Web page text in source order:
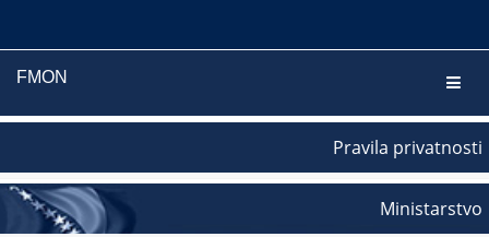
FMON
Pravila privatnosti
Ministarstvo